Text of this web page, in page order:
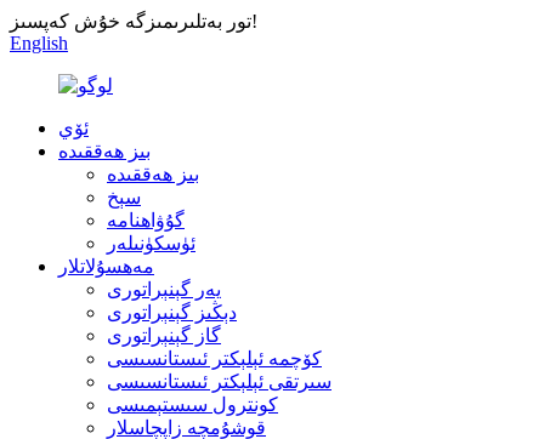
تور بەتلىرىمىزگە خۇش كەپسىز!
English
ئۆي
بىز ھەققىدە
بىز ھەققىدە
سېخ
گۇۋاھنامە
ئۈسكۈنىلەر
مەھسۇلاتلار
يەر گېنېراتورى
دېڭىز گېنېراتورى
گاز گېنېراتورى
كۆچمە ئېلېكتر ئىستانسىسى
سىرتقى ئېلېكتر ئىستانسىسى
كونترول سىستېمىسى
قوشۇمچە زاپچاسلار